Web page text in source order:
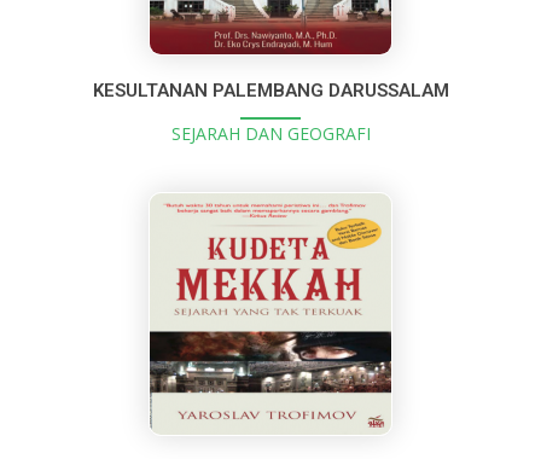
KESULTANAN PALEMBANG DARUSSALAM
SEJARAH DAN GEOGRAFI